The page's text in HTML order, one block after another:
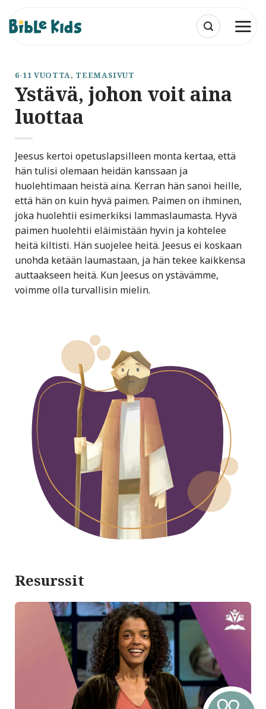
content
6-11 VUOTTA, TEEMASIVUT
Ystävä, johon voit aina
luottaa
Jeesus kertoi opetuslapsilleen monta kertaa, että
hän tulisi olemaan heidän kanssaan ja
huolehtimaan heistä aina. Kerran hän sanoi heille,
että hän on kuin hyvä paimen. Paimen on ihminen,
joka huolehtii esimerkiksi lammaslaumasta. Hyvä
paimen huolehtii eläimistään hyvin ja kohtelee
heitä kiltisti. Hän suojelee heitä. Jeesus ei koskaan
unohda ketään laumastaan, ja hän tekee kaikkensa
auttaakseen heitä. Kun Jeesus on ystävämme,
voimme olla turvallisin mielin.
Resurssit